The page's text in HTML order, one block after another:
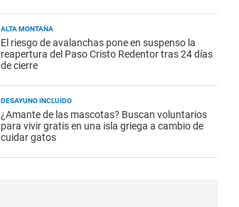
ALTA MONTAÑA
El riesgo de avalanchas pone en suspenso la
reapertura del Paso Cristo Redentor tras 24 días
de cierre
DESAYUNO INCLUÍDO
¿Amante de las mascotas? Buscan voluntarios
para vivir gratis en una isla griega a cambio de
cuidar gatos